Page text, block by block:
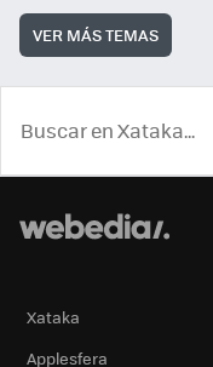
VER MÁS TEMAS
Xataka
Applesfera